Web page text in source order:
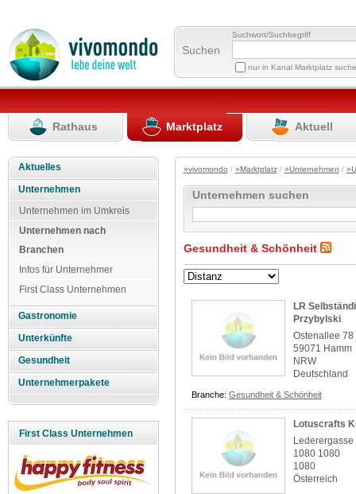
Suchen
Suchwort/Suchbegriff
nur in Kanal Marktplatz
Rathaus Marktplatz Aktuell
Aktuelles
Unternehmen
Unternehmen im Umkreis
Unternehmen nach
Branchen
Infos für Unternehmer
First Class Unternehmen
Gastronomie
Unterkünfte
Gesundheit
Unternehmerpakete
First Class Unternehmen
»vivomondo / »Marktplatz/ »Unternehmen /
Unternehmen suchen
Gesundheit & Schönheit
LR
Przybylski
Ostenallee 78
59071 Hamm
NRW
Deutschland
Branche: Gesundheit & Schönheit
Lotuscrafts
Lederergasse
1080 1080
1080
Österreich